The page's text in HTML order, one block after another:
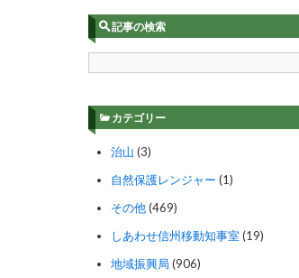
記事の検索
カテゴリー
治山 (3)
自然保護レンジャー (1)
その他(469)
しあわせ信州移動知事室(19)
地域振興局 (906)